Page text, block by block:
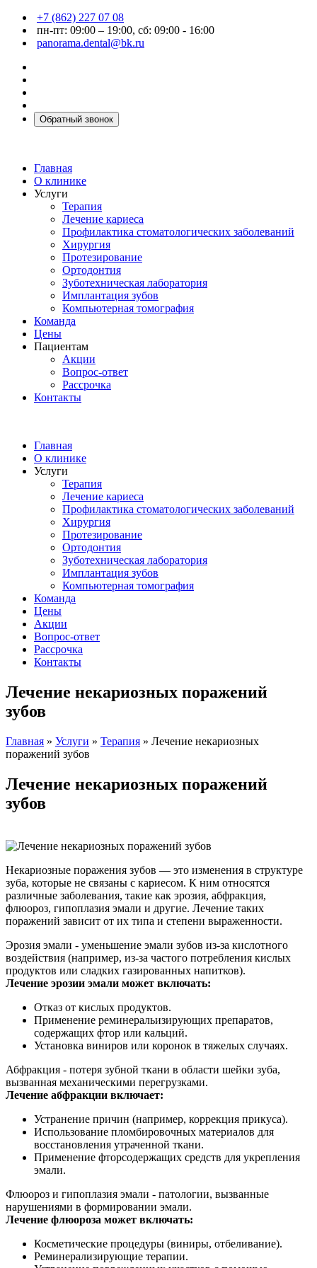
+7 (862) 227 07 08
пн-пт: 09:00 – 19:00, сб: 09:00 - 16:00
panorama.dental@bk.ru
Обратный звонок
Главная
О клинике
Услуги
Терапия
Лечение кариеса
Профилактика стоматологических заболеваний
Хирургия
Протезирование
Ортодонтия
Зуботехническая лаборатория
Имплантация зубов
Компьютерная томография
Команда
Цены
Пациентам
Акции
Вопрос-ответ
Рассрочка
Контакты
Главная
О клинике
Услуги
Терапия
Лечение кариеса
Профилактика стоматологических заболеваний
Хирургия
Протезирование
Ортодонтия
Зуботехническая лаборатория
Имплантация зубов
Компьютерная томография
Команда
Цены
Акции
Вопрос-ответ
Рассрочка
Контакты
Лечение некариозных поражений
зубов
Главная » Услуги » Терапия » Лечение некариозных
поражений зубов
Лечение некариозных поражений
зубов
Некариозные поражения зубов — это изменения в структуре
зуба, которые не связаны с кариесом. К ним относятся
различные заболевания, такие как эрозия, абфракция,
флюороз, гипоплазия эмали и другие. Лечение таких
поражений зависит от их типа и степени выраженности.
Эрозия эмали - уменьшение эмали зубов из-за кислотного
воздействия (например, из-за частого потребления кислых
продуктов или сладких газированных напитков).
Лечение эрозии эмали может включать:
Отказ от кислых продуктов.
Применение реминеральизирующих препаратов,
содержащих фтор или кальций.
Установка виниров или коронок в тяжелых случаях.
Абфракция - потеря зубной ткани в области шейки зуба,
вызванная механическими перегрузками.
Лечение абфракции включает:
Устранение причин (например, коррекция прикуса).
Использование пломбировочных материалов для
восстановления утраченной ткани.
Применение фторсодержащих средств для укрепления
эмали.
Флюороз и гипоплазия эмали - патологии, вызванные
нарушениями в формировании эмали.
Лечение флюороза может включать:
Косметические процедуры (виниры, отбеливание).
Реминерализирующие терапии.